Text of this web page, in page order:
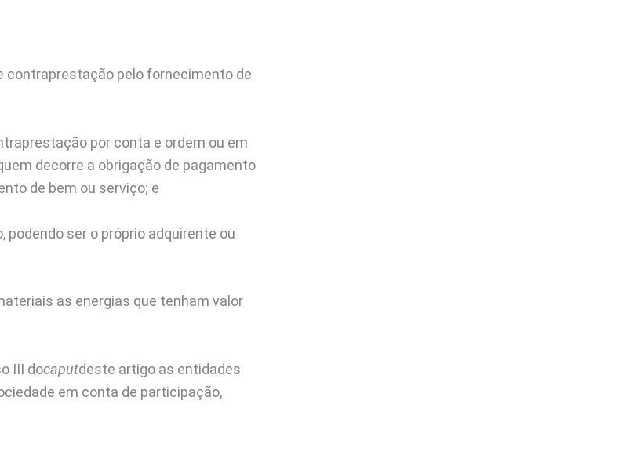
contraprestação pelo fornecimento de
por conta e ordem ou em
decorre a obrigação de pagamento
de bem ou serviço; e
ser o próprio adquirente ou
as energias que tenham valor
III docaputdeste artigo as entidades
em conta de participação,